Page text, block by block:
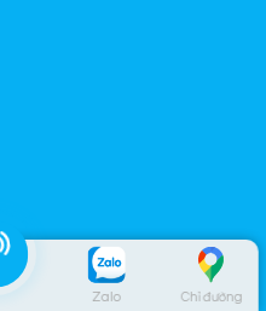
Zalo Chỉ đường